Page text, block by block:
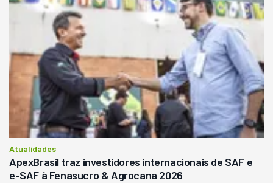
Atualidades
ApexBrasil traz investidores internacionais de SAF e
e-SAF à Fenasucro & Agrocana 2026